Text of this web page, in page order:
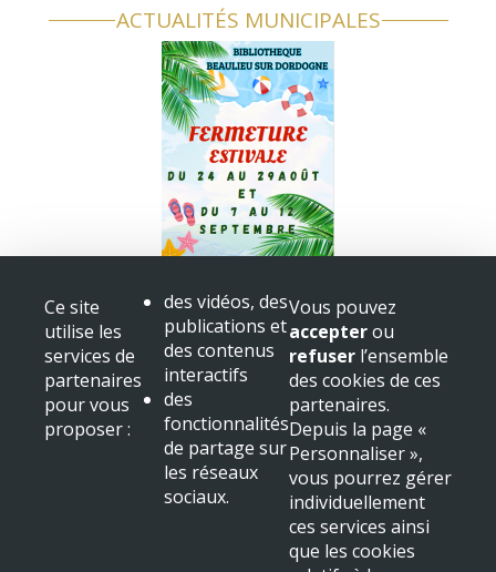
ACTUALITÉS MUNICIPALES
Fermeture bibliothèque
Congès
+ voir toutes les actualités
Mairie de Beaulieu sur Dordogne
Place Albert
19120 Beaulieu sur Dordogne
NOUS LOCALISER
Ce site
utilise les
services de
partenaires
pour vous
proposer :
des vidéos, des
publications et
des contenus
interactifs
des
fonctionnalités
de partage sur
les réseaux
sociaux.
Vous pouvez
accepterou
refuser l’ensemble
des cookies de ces
partenaires.
Depuis la page «
Personnaliser »,
vous pourrez gérer
individuellement
ces services ainsi
que les cookies